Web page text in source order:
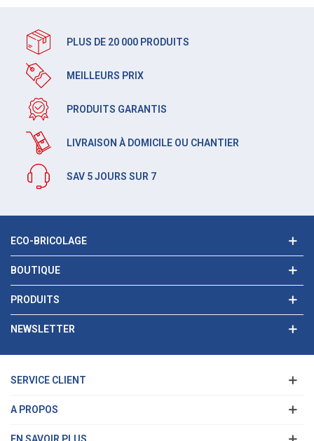
PLUS DE 20 000 PRODUITS
MEILLEURS PRIX
PRODUITS GARANTIS
LIVRAISON À DOMICILE OU CHANTIER
SAV 5 JOURS SUR 7
ECO-BRICOLAGE
BOUTIQUE
PRODUITS
NEWSLETTER
SERVICE CLIENT
A PROPOS
EN SAVOIR PLUS